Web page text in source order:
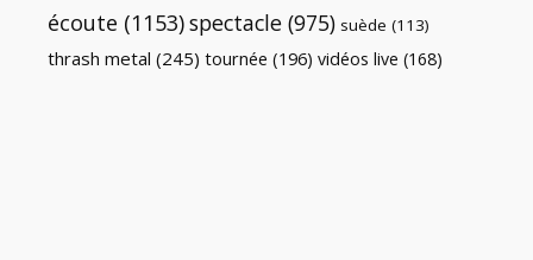
écoute (1153)spectacle (975) suède (113)
thrash metal (245) tournée (196) vidéos live (168)